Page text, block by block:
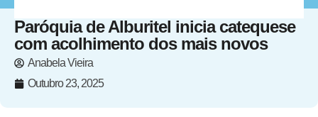
Paróquia de Alburitel inicia catequese
com acolhimento dos mais novos
Anabela Vieira
Outubro 23, 2025